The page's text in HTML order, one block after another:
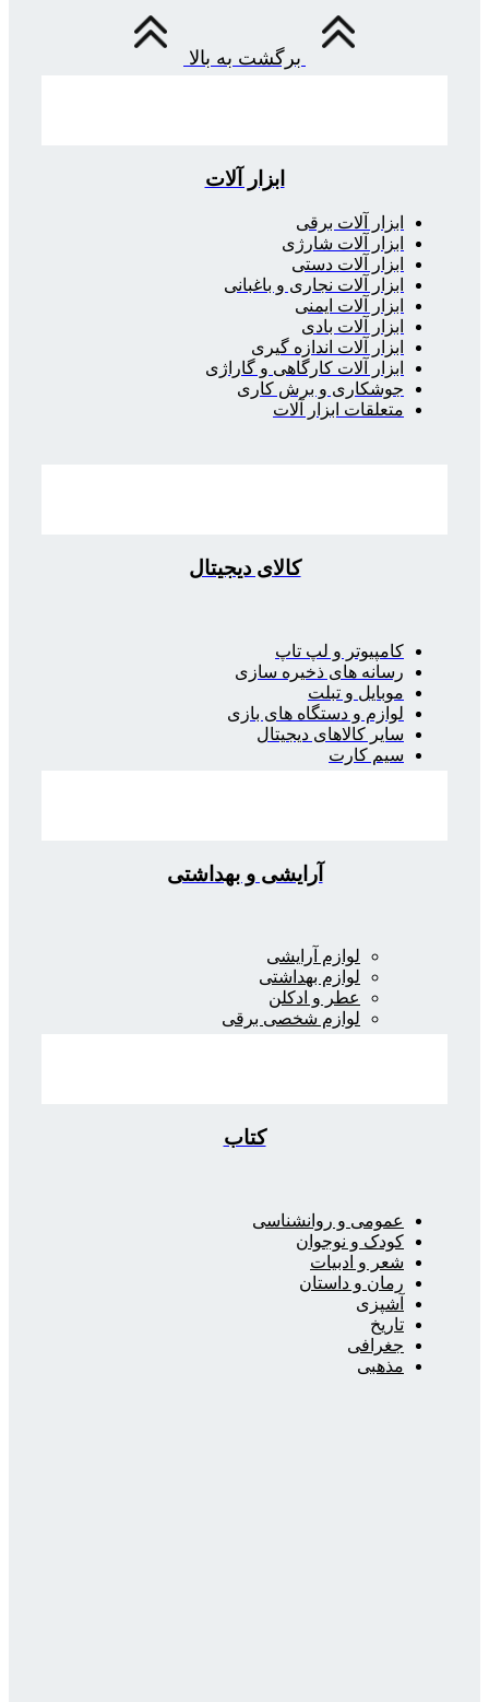
برگشت به بالا
ابزار آلات
ابزار آلات برقی
ابزار آلات شارژی
ابزار آلات دستی
ابزار آلات نجاری و باغبانی
ابزار آلات ایمنی
ابزار آلات بادی
ابزار آلات اندازه گیری
ابزار آلات کارگاهی و گاراژی
جوشکاری و برش کاری
متعلقات ابزار آلات
کالای دیجیتال
کامپیوتر و لپ تاپ
رسانه های ذخیره سازی
موبایل و تبلت
لوازم و دستگاه های بازی
سایر کالاهای دیجیتال
سیم کارت
آرایشی و بهداشتی
لوازم آرایشی
لوازم بهداشتی
عطر و ادکلن
لوازم شخصی برقی
کتاب
عمومی و روانشناسی
کودک و نوجوان
شعر و ادبیات
رمان و داستان
آشپزی
تاریخ
جغرافی
مذهبی